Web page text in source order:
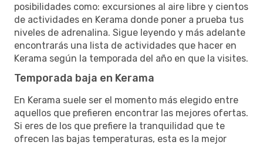
posibilidades como: excursiones al aire libre y cientos
de actividades en Kerama donde poner a prueba tus
niveles de adrenalina. Sigue leyendo y más adelante
encontrarás una lista de actividades que hacer en
Kerama según la temporada del año en que la visites.
Temporada baja en Kerama
En Kerama suele ser el momento más elegido entre
aquellos que prefieren encontrar las mejores ofertas.
Si eres de los que prefiere la tranquilidad que te
ofrecen las bajas temperaturas, esta es la mejor